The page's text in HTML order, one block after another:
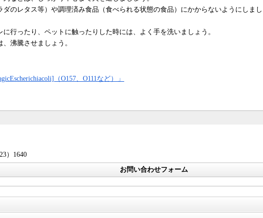
のレタス等）や調理済み食品（食べられる状態の食品）にかからないようにしま
行ったり、ペットに触ったりした時には、よく手を洗いましょう。
沸騰させましょう。
（O157、O111など）」
）1640
お問い合わせフォーム